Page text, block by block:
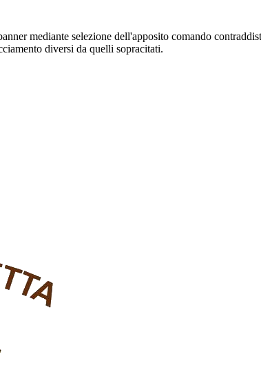
mediante selezione dell'apposito comando
diversi da quelli sopracitati.